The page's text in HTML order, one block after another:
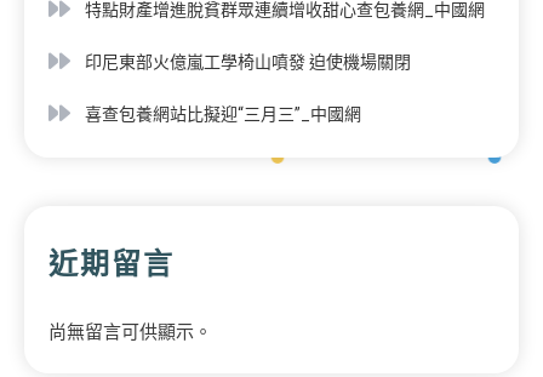
特點財產增進脫貧群眾連續增收甜心查包養網_中國網
印尼東部火億嵐工學椅山噴發 迫使機場關閉
喜查包養網站比擬迎“三月三”_中國網
近期留言
尚無留言可供顯示。